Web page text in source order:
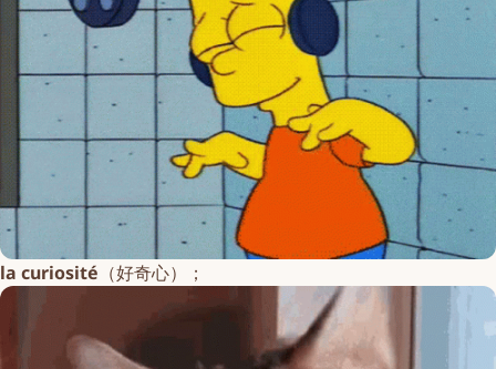
la curiosité （好奇心）；